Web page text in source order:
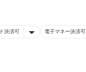
決済可 電子マネー決済可